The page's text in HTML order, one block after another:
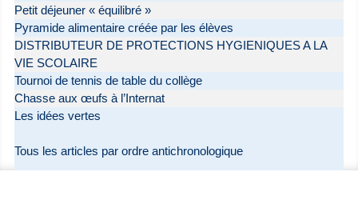
Petit déjeuner « équilibré »
Pyramide alimentaire créée par les élèves
DISTRIBUTEUR DE PROTECTIONS HYGIENIQUES A LA
VIE SCOLAIRE
Tournoi de tennis de table du collège
Chasse aux œufs à l’Internat
Les idées vertes
Tous les articles par ordre antichronologique